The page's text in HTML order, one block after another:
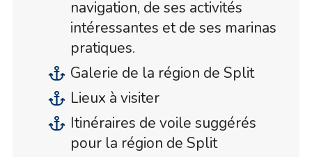
navigation, de ses activités
intéressantes et de ses marinas
pratiques.
Galerie de la région de Split
Lieux à visiter
Itinéraires de voile suggérés
pour la région de Split